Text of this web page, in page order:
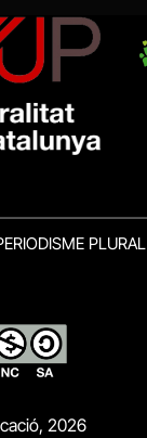
PLURAL
2026